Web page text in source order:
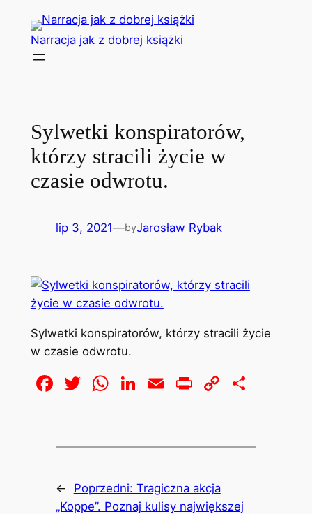
Przejdź
treści
Narracja jak z dobrej książki
Sylwetki konspiratorów,
którzy stracili życie w
czasie odwrotu.
lip 3, 2021—byJarosław Rybak
Sylwetki konspiratorów, którzy stracili życie
w czasie odwrotu.
Facebook
Twitter
WhatsApp
LinkedIn
EmailPrintCopy
← Poprzedni: Tragiczna akcja
„Koppe”. Poznaj kulisy największej